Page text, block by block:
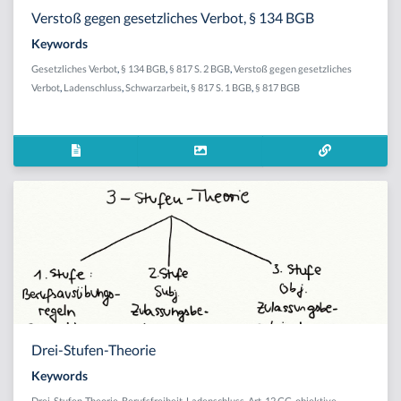
Verstoß gegen gesetzliches Verbot, § 134 BGB
Keywords
Gesetzliches Verbot § 134 BGB § 817 S. 2 BGB Verstoß gegen gesetzliches
Verbot Ladenschluss Schwarzarbeit § 817 S. 1 BGB § 817 BGB
Drei-Stufen-Theorie
Keywords